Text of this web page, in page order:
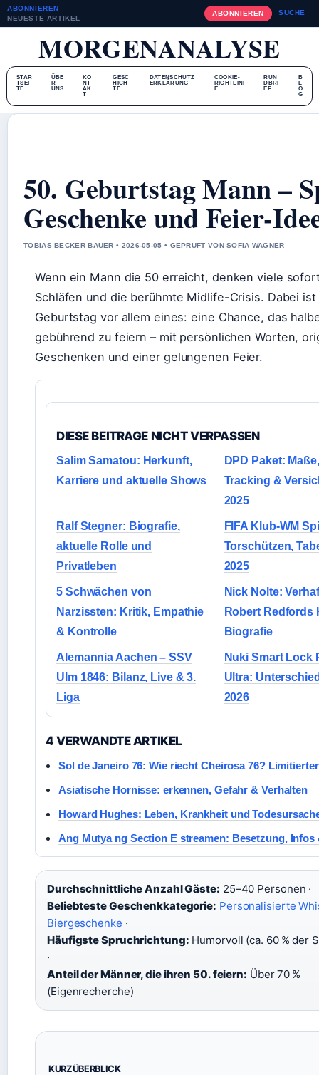
ABONNIEREN
NEUESTE ARTIKEL
ABONNIEREN SUCHE
MORGENANALYSE
STAR
TSEI
TE
ÜBE
R
UNS
KO
NT
AK
T
GESC
HICH
TE
DATENSCHUTZ
ERKLÄRUNG
COOKIE-
RICHTLINI
E
RUN
DBRI
EF
B
L
O
G
50. Geburtstag Mann –
Geschenke und Feier-
TOBIAS BECKER BAUER • 2026-05-05 • GEPRUFT VON SOFIA WAGNER
Wenn ein Mann die 50 erreicht, denken viele
Schläfen und die berühmte Midlife-Crisis. Dabei
Geburtstag vor allem eines: eine Chance, das
gebührend zu feiern – mit persönlichen Worten,
Geschenken und einer gelungenen Feier.
DIESE BEITRAGE NICHT VERPASSEN
Salim Samatou: Herkunft,
Karriere und aktuelle Shows
DPD Paket:
Tracking &
2025
Ralf Stegner: Biografie,
aktuelle Rolle und
Privatleben
FIFA Klub-WM
Torschützen,
2025
5 Schwächen von
Narzissten: Kritik, Empathie
& Kontrolle
Nick Nolte:
Robert Redfords
Biografie
Alemannia Aachen – SSV
Ulm 1846: Bilanz, Live & 3.
Liga
Nuki Smart Lock
Ultra:
2026
4 VERWANDTE ARTIKEL
Sol de Janeiro 76: Wie riecht Cheirosa 76?
Asiatische Hornisse: erkennen, Gefahr & Verhalten
Howard Hughes: Leben, Krankheit und
Ang Mutya ng Section E streamen: Besetzung, Infos
Durchschnittliche Anzahl Gäste: 25–40 Personen ·
Beliebteste Geschenkkategorie: Personalisierte
Biergeschenke ·
Häufigste Spruchrichtung: Humorvoll (ca. 60 % der
·
Anteil der Männer, die ihren 50. feiern: Über 70 %
(Eigenrecherche)
KURZÜBERBLICK